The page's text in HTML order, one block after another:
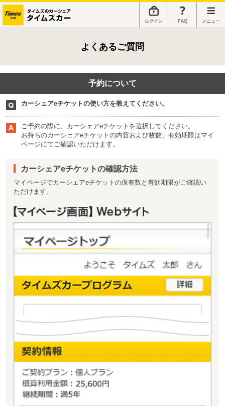
ログイン FAQ メニュー
よくあるご質問
予約について
カーシェアeチケットの使い方を教えてください。
ご予約の際に、カーシェアeチケットを選択してください。
お持ちのカーシェアeチケットの内容および枚数、有効期限はマイ
ページにてご確認いただけます。
カーシェアeチケットの確認方法
マイページでカーシェアeチケットの保有数と有効期限がご確認い
ただけます。